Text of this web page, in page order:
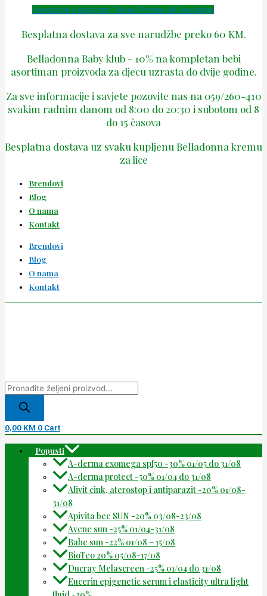
Facebook Instagram Tiktok Phone-alt Envelope
Besplatna dostava za sve narudžbe preko 60 KM.
Belladonna Baby klub - 10% na kompletan bebi
asortiman proizvoda za djecu uzrasta do dvije godine.
Za sve informacije i savjete pozovite nas na 059/260-410
svakim radnim danom od 8:00 do 20:30 i subotom od 8
do 15 časova
Besplatna dostava uz svaku kupljenu Belladonna kremu
za lice
Brendovi
Blog
O nama
Kontakt
Brendovi
Blog
O nama
Kontakt
0,00 KM 0 Cart
Popusti
A-derma exomega spf50 -30% 01/05 do 31/08
A-derma protect -50% 01/04 do 31/08
Alivit cink, aterostop i antiparazit -20% 01/08-
31/08
Apivita bee SUN -20% 03/08-23/08
Avene sun -25% 01/04-31/08
Babe sun -22% 01/08 – 15/08
BioTeo 20% 05/08-17/08
Ducray Melascreen -25% 01/04 do 31/08
Eucerin epigenetic serum i elasticity ultra light